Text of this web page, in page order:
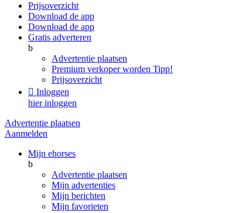
Prijsoverzicht
Download de app
Download de app
Gratis adverteren
b
Advertentie plaatsen
Premium verkoper worden Tipp!
Prijsoverzicht
 Inloggen
hier inloggen
Advertentie plaatsen
Aanmelden
Mijn ehorses
b
Advertentie plaatsen
Mijn advertenties
Mijn berichten
Mijn favorieten